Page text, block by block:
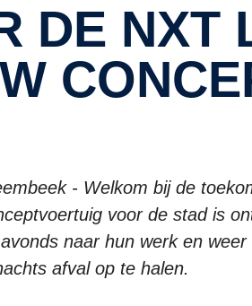
DE NXT
- Welkom bij de
voor de stad is
naar hun werk en
afval op te halen.